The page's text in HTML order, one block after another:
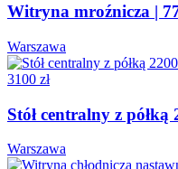
Witryna mroźnicza |
Warszawa
3100 zł
Stół centralny z
Warszawa